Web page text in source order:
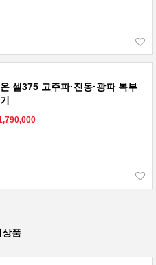
셀375 고주파·진동·광파 복부
상품